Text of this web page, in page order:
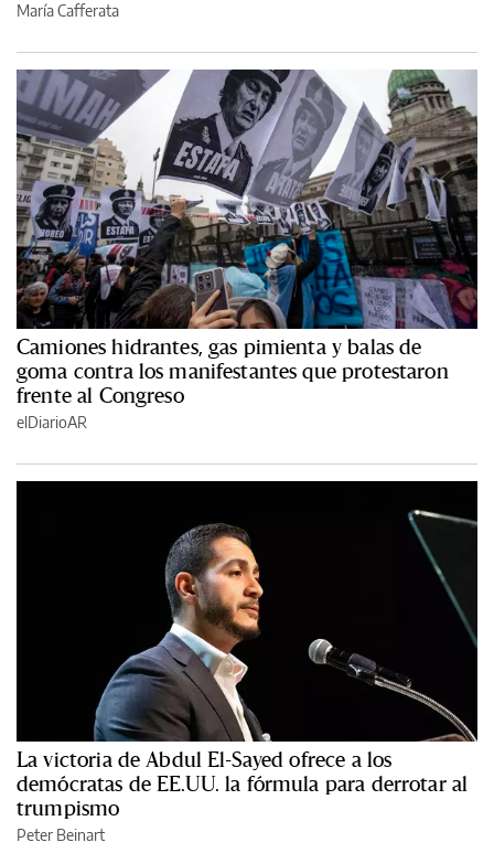
María Cafferata
Camiones hidrantes, gas pimienta y balas de
goma contra los manifestantes que protestaron
frente al Congreso
elDiarioAR
La victoria de Abdul El-Sayed ofrece a los
demócratas de EE.UU. la fórmula para derrotar al
trumpismo
Peter Beinart